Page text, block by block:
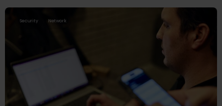
Security Network